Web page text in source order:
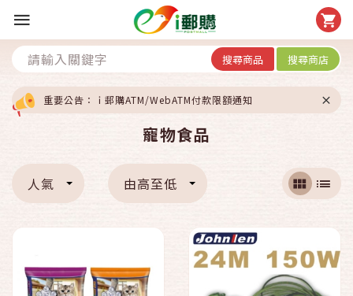
搜尋商品 搜尋商店
重要公告：ｉ郵購ATM/WebATM付款限額通知
寵物食品
人氣 由高至低